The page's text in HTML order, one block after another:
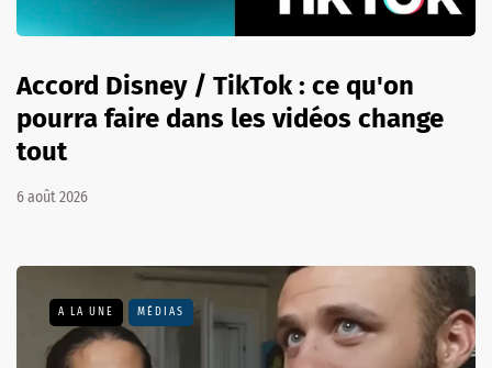
Accord Disney / TikTok : ce qu'on
pourra faire dans les vidéos change
tout
6 août 2026
A LA UNE MÉDIAS